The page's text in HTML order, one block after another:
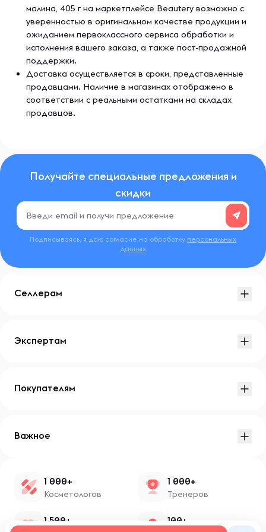
малина, 405 г на маркетплейсе Beautery возможно с
уверенностью в оригинальном качестве продукции и
ожиданием первоклассного сервиса обработки и
исполнения вашего заказа, а также пост-продажной
поддержки.
Доставка осуществляется в сроки, представленные
продавцами. Наличие в магазинах отображено в
соответствии с реальными остатками на складах
продавцов.
Получайте специальные предложения и
скидки
Подписываясь, я даю согласие на обработку персональных
данных
Селлерам
Экспертам
Покупателям
Важное
1 000+
Косметологов
1 000+
Тренеров
1 500+ 100+